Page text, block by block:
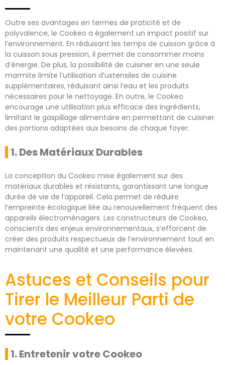
Outre ses avantages en termes de praticité et de
polyvalence, le Cookeo a également un impact positif sur
l’environnement. En réduisant les temps de cuisson grâce à
la cuisson sous pression, il permet de consommer moins
d’énergie. De plus, la possibilité de cuisiner en une seule
marmite limite l’utilisation d’ustensiles de cuisine
supplémentaires, réduisant ainsi l’eau et les produits
nécessaires pour le nettoyage. En outre, le Cookeo
encourage une utilisation plus efficace des ingrédients,
limitant le gaspillage alimentaire en permettant de cuisiner
des portions adaptées aux besoins de chaque foyer.
1. Des Matériaux Durables
La conception du Cookeo mise également sur des
matériaux durables et résistants, garantissant une longue
durée de vie de l’appareil. Cela permet de réduire
l’empreinte écologique liée au renouvellement fréquent des
appareils électroménagers. Les constructeurs de Cookeo,
conscients des enjeux environnementaux, s’efforcent de
créer des produits respectueux de l’environnement tout en
maintenant une qualité et une performance élevées.
Astuces et Conseils pour
Tirer le Meilleur Parti de
votre Cookeo
1. Entretenir votre Cookeo